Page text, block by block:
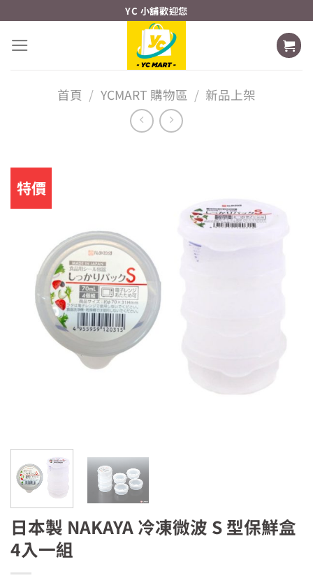
content
YC 小舖歡迎您
首頁 / YCMART 購物區 / 新品上架
特價
日本製 NAKAYA 冷凍微波 S 型保鮮盒
4入一組